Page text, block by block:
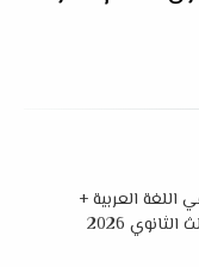
اللغة العربية +
نموذج الإجابة للصف الثالث الثانوي 2026